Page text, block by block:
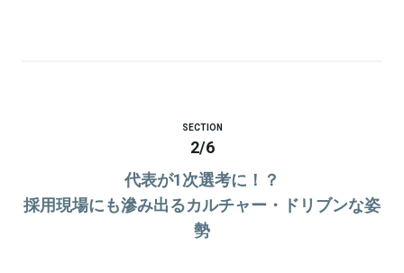
SECTION
2/6
代表が1次選考に！？
採用現場にも滲み出るカルチャー・ドリブンな姿
勢